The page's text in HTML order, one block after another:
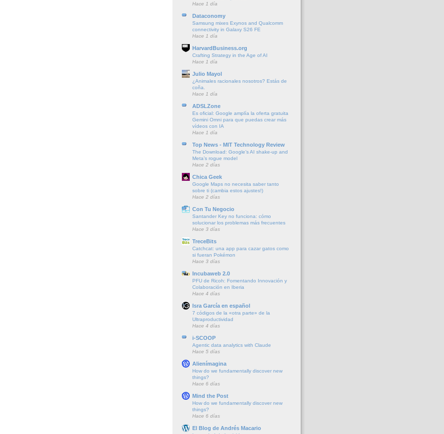
Hace 1 día
Dataconomy
Samsung mixes Exynos and Qualcomm
connectivity in Galaxy S26 FE
Hace 1 día
HarvardBusiness.org
Crafting Strategy in the Age of AI
Hace 1 día
Julio Mayol
¿Animales racionales nosotros? Estás de
coña.
Hace 1 día
ADSLZone
Es oficial: Google amplía la oferta gratuita
Gemini Omni para que puedas crear más
vídeos con IA
Hace 1 día
Top News - MIT Technology Review
The Download: Google’s AI shake-up and
Meta’s rogue model
Hace 2 días
Chica Geek
Google Maps no necesita saber tanto
sobre ti (cambia estos ajustes!)
Hace 2 días
Con Tu Negocio
Santander Key no funciona: cómo
solucionar los problemas más frecuentes
Hace 3 días
TreceBits
Catchcat: una app para cazar gatos como
si fueran Pokémon
Hace 3 días
Incubaweb 2.0
PFU de Ricoh: Fomentando Innovación y
Colaboración en Iberia
Hace 4 días
Isra García en español
7 códigos de la «otra parte» de la
Ultraproductividad
Hace 4 días
i-SCOOP
Agentic data analytics with Claude
Hace 5 días
Alienímagina
How do we fundamentally discover new
things?
Hace 6 días
Mind the Post
How do we fundamentally discover new
things?
Hace 6 días
El Blog de Andrés Macario